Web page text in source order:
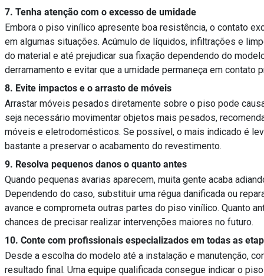
7. Tenha atenção com o excesso de umidade
Embora o piso vinílico apresente boa resistência, o contato
em algumas situações. Acúmulo de líquidos, infiltrações e
do material e até prejudicar sua fixação dependendo do
derramamento e evitar que a umidade permaneça em contato
8. Evite impactos e o arrasto de móveis
Arrastar móveis pesados diretamente sobre o piso pode
seja necessário movimentar objetos mais pesados,
móveis e eletrodomésticos. Se possível, o mais indicado é
bastante a preservar o acabamento do revestimento.
9. Resolva pequenos danos o quanto antes
Quando pequenas avarias aparecem, muita gente acaba
Dependendo do caso, substituir uma régua danificada ou
avance e comprometa outras partes do piso vinílico. Quanto
chances de precisar realizar intervenções maiores no futuro.
10. Conte com profissionais especializados em todas as
Desde a escolha do modelo até a instalação e manutenção,
resultado final. Uma equipe qualificada consegue indicar o